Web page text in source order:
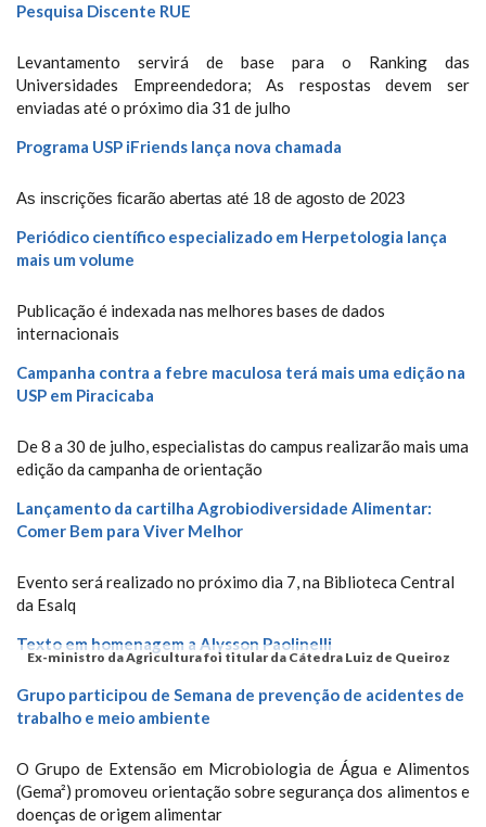
Pesquisa Discente RUE
Levantamento servirá de base para o Ranking das
Universidades Empreendedora; As respostas devem ser
enviadas até o próximo dia 31 de julho
Programa USP iFriends lança nova chamada
As inscrições ficarão abertas até 18 de agosto de 2023
Periódico científico especializado em Herpetologia lança
mais um volume
Publicação é indexada nas melhores bases de dados
internacionais
Campanha contra a febre maculosa terá mais uma edição na
USP em Piracicaba
De 8 a 30 de julho, especialistas do campus realizarão mais uma
edição da campanha de orientação
Lançamento da cartilha Agrobiodiversidade Alimentar:
Comer Bem para Viver Melhor
Evento será realizado no próximo dia 7, na Biblioteca Central
da Esalq
Texto em homenagem a Alysson Paolinelli
Ex-ministro da Agricultura foi titular da Cátedra Luiz de Queiroz
Grupo participou de Semana de prevenção de acidentes de
trabalho e meio ambiente
O Grupo de Extensão em Microbiologia de Água e Alimentos
(Gema²) promoveu orientação sobre segurança dos alimentos e
doenças de origem alimentar